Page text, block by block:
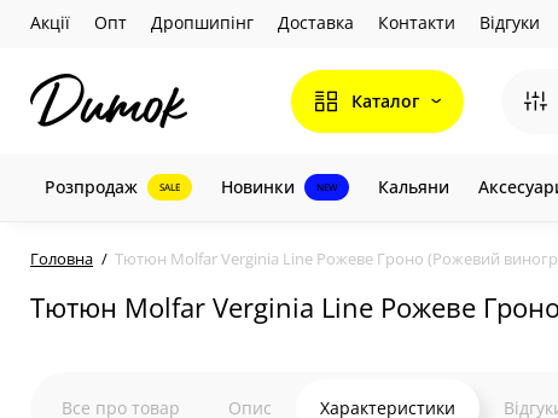
Акції Опт Дропшипінг Доставка Контакти Відгуки
Каталог
Розпродаж SALE Новинки NEW Кальяни
Головна Тютюн Molfar Verginia Line Рожеве Гроно (Рожевий
Тютюн Molfar Verginia Line Рожеве
Все про товар Опис Характеристики